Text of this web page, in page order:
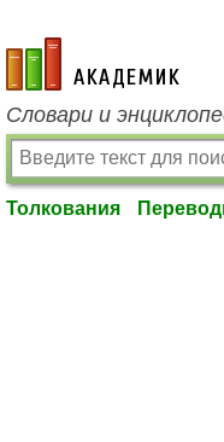
academic.ru
Словари и
Толкования